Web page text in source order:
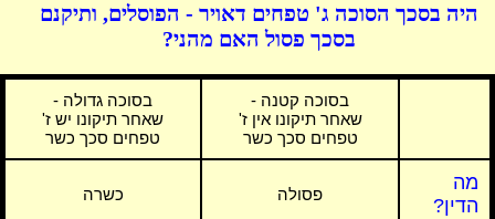
היה בסכך הסוכה ג' טפחים דאויר - הפוסלים, ותיקנם
בסכך פסול האם מהני?
בסוכה קטנה -
שאחר תיקונו אין ז'
טפחים סכך כשר
בסוכה גדולה -
שאחר תיקונו יש ז'
טפחים סכך כשר
מה
הדין?
פסולה כשרה